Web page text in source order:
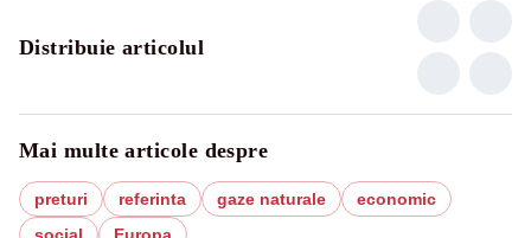
Distribuie articolul
Mai multe articole despre
preturi referinta gaze naturale
economic
social
Europa